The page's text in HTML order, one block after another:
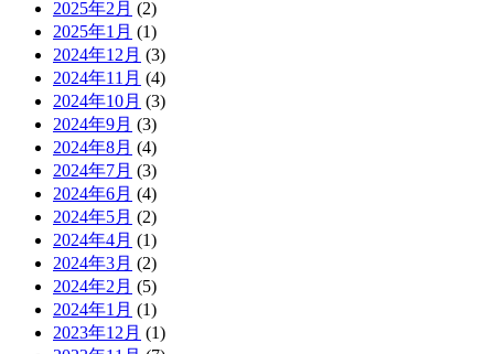
2025年2月 (2)
2025年1月 (1)
2024年12月 (3)
2024年11月 (4)
2024年10月 (3)
2024年9月 (3)
2024年8月 (4)
2024年7月 (3)
2024年6月 (4)
2024年5月 (2)
2024年4月 (1)
2024年3月 (2)
2024年2月 (5)
2024年1月 (1)
2023年12月 (1)